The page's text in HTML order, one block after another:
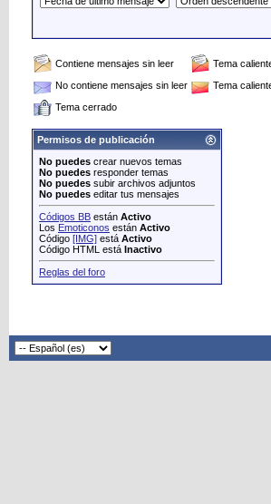
Contiene mensajes sin leer
Tema
No contiene mensajes sin leer
Tema
Tema cerrado
Permisos de publicación
No puedes crear nuevos temas
No puedes responder temas
No puedes subir archivos adjuntos
No puedes editar tus mensajes
Códigos BB están Activo
Los Emoticonos están Activo
Código [IMG] está Activo
Código HTML está Inactivo
Reglas del foro